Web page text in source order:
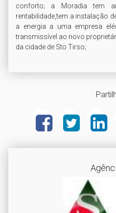
conforto; a Moradia tem
rentabilidade,tem a instalação
a energia a uma empresa
transmissível ao novo
da cidade de Sto Tirso;